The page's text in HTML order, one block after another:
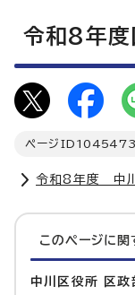
令和8年度
ページID 1045473
令和8年度 中
このページに関
中川区役所 区